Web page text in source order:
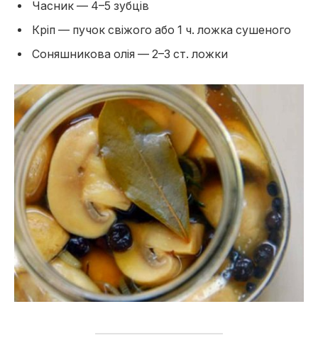
Часник — 4–5 зубців
Кріп — пучок свіжого або 1 ч. ложка сушеного
Соняшникова олія — 2–3 ст. ложки